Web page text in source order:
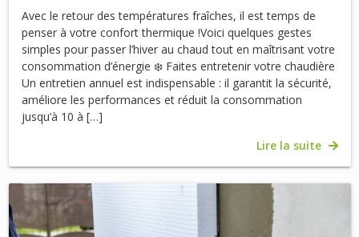
Avec le retour des températures fraîches, il est temps de
penser à votre confort thermique !Voici quelques gestes
simples pour passer l’hiver au chaud tout en maîtrisant votre
consommation d’énergie ❄️ Faites entretenir votre chaudière
Un entretien annuel est indispensable : il garantit la sécurité,
améliore les performances et réduit la consommation
jusqu’à 10 à […]
Lire la suite